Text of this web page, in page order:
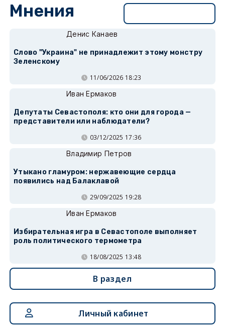
Мнения
Денис Канаев
Слово "Украина" не принадлежит этому монстру
Зеленскому
11/06/2026 18:23
Иван Ермаков
Депутаты Севастополя: кто они для города —
представители или наблюдатели?
03/12/2025 17:36
Владимир Петров
Утыкано гламуром: нержавеющие сердца
появились над Балаклавой
29/09/2025 19:28
Иван Ермаков
Избирательная игра в Севастополе выполняет
роль политического термометра
18/08/2025 13:48
В раздел
Личный кабинет